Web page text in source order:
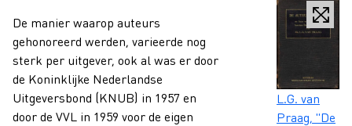
De manier waarop auteurs
gehonoreerd werden, varieerde nog
sterk per uitgever, ook al was er door
de Koninklijke Nederlandse
Uitgeversbond (KNUB) in 1957 en
door de VVL in 1959 voor de eigen
Caption
L.G. van
Praag, "De